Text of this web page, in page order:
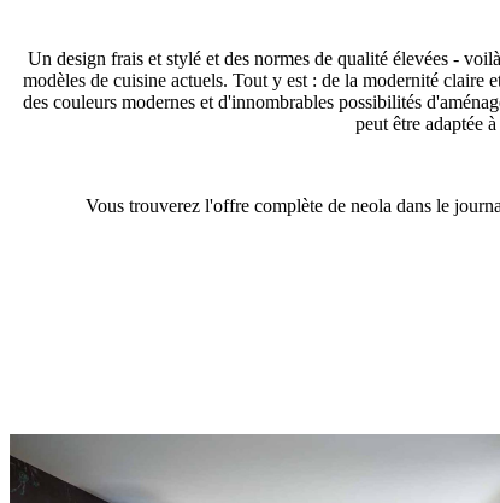
Un design frais et stylé et des normes de qualité élevées -
modèles de cuisine actuels. Tout y est : de la modernité claire
des couleurs modernes et d'innombrables possibilités
peut être adaptée
Vous trouverez l'offre complète de neola dans le